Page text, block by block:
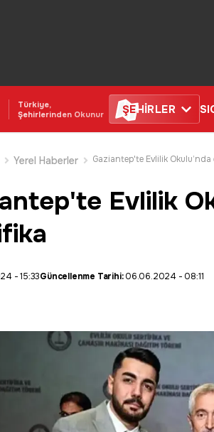
Türkiye,
Şehirlerinden Okunur
ŞEHİRLER
Yerel Haberler
Evlilik
- 15:33Güncellenme Tarihi:06.06.2024 - 08:11